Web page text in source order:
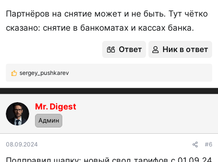
Партнёров на снятие может и не быть. Тут чётко
сказано: снятие в банкоматах и кассах банка.
Ответ Ник в ответ
Р
е
а
к
ц
и
и
:
sergey_pushkarev
Mr. Digest
Админ
08.09.2024 #6